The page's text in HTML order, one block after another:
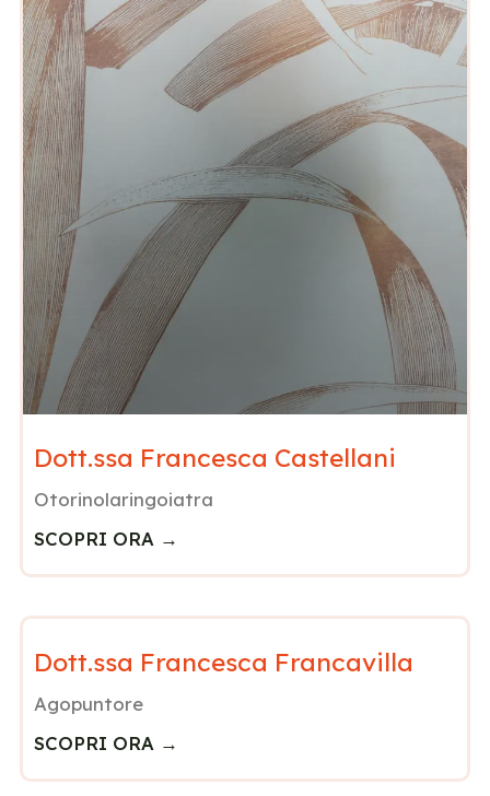
Dott.ssa Francesca Castellani
Otorinolaringoiatra
SCOPRI ORA →
Dott.ssa Francesca Francavilla
Agopuntore
SCOPRI ORA →